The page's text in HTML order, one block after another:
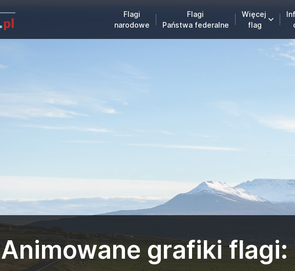
Flagi
narodowe
Flagi
Państwa federalne
Więcej
flag
Animowane grafiki